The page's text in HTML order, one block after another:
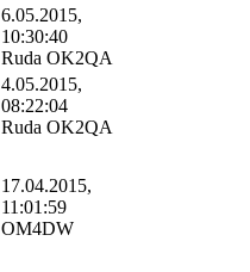
6.05.2015,
10:30:40
Ruda OK2QA
4.05.2015,
08:22:04
Ruda OK2QA
17.04.2015,
11:01:59
OM4DW